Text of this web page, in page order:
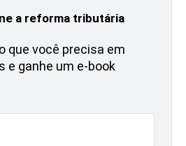
a reforma tributária
que você precisa em
e ganhe um e-book